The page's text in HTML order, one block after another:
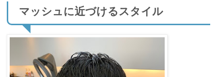
マッシュに近づけるスタイル